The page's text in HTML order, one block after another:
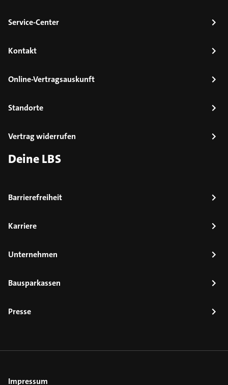
Service-Center
Kontakt
Online-Vertragsauskunft
Standorte
Vertrag widerrufen
Deine LBS
Barrierefreiheit
Karriere
Unternehmen
Bausparkassen
Presse
Impressum